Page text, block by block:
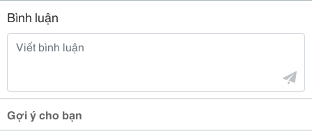
Bình luận
Gợi ý cho bạn